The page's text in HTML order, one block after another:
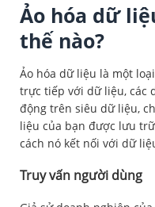
Ảo hóa dữ
thế nào?
Ảo hóa dữ liệu là một
trực tiếp với dữ liệu, các
động trên siêu dữ liệu,
liệu của bạn được lưu
cách nó kết nối với dữ
Truy vấn người dùng